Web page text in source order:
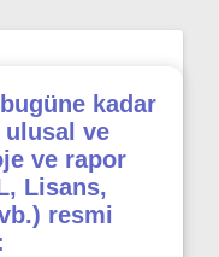
kadar
ulusal ve
ve rapor
Lisans,
resmi